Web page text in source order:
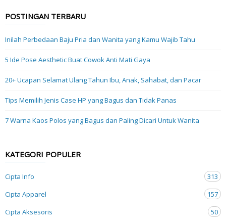
POSTINGAN TERBARU
Inilah Perbedaan Baju Pria dan Wanita yang Kamu Wajib Tahu
5 Ide Pose Aesthetic Buat Cowok Anti Mati Gaya
20+ Ucapan Selamat Ulang Tahun Ibu, Anak, Sahabat, dan Pacar
Tips Memilih Jenis Case HP yang Bagus dan Tidak Panas
7 Warna Kaos Polos yang Bagus dan Paling Dicari Untuk Wanita
KATEGORI POPULER
Cipta Info
313
Cipta Apparel
157
Cipta Aksesoris
50